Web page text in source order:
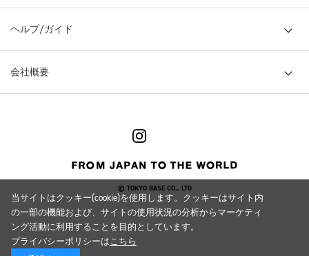
ヘルプ/ガイド
会社概要
© TOKYO BASE CO., LTD
当サイトはクッキー(cookie)を使用します。クッキーはサイト内
の一部の機能および、サイトの使用状況の分析からマーケティ
ング活動に利用することを目的としています。
プライバシーポリシーはこちら